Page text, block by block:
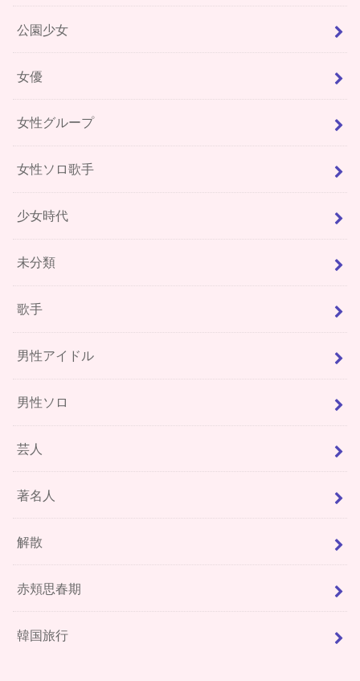
公園少女
女優
女性グループ
女性ソロ歌手
少女時代
未分類
歌手
男性アイドル
男性ソロ
芸人
著名人
解散
赤頬思春期
韓国旅行